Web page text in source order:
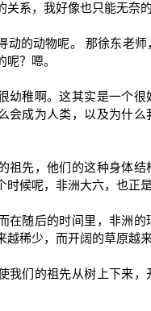
关系，我好像也只能无奈的
动的动物呢。 那徐东老师
？嗯。
幼稚啊。这其实是一个很
会成为人类，以及为什么
祖先，他们的这种身体结
候呢，非洲大六，也正是
在随后的时间里，非洲的
越稀少，而开阔的草原越来
我们的祖先从树上下来，